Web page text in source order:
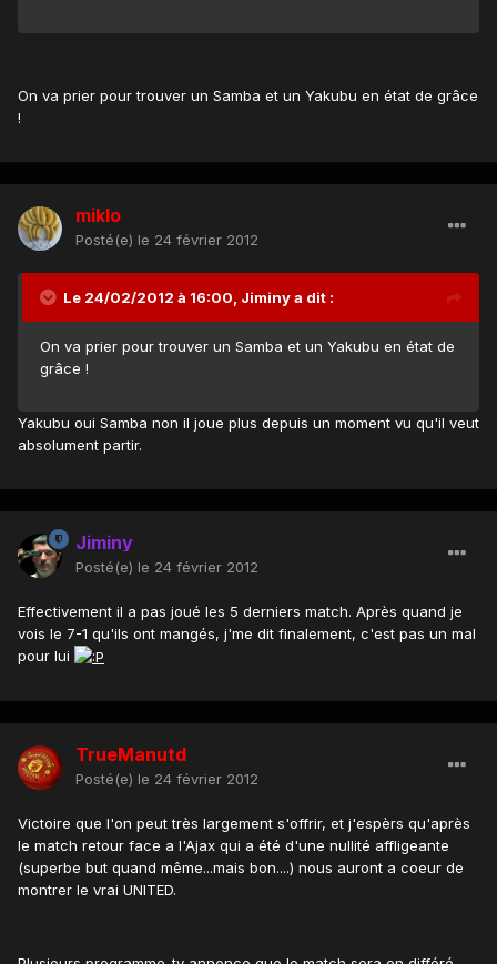
On va prier pour trouver un Samba et un Yakubu en état de grâce
!
miklo
Posté(e) le 24 février 2012
Le 24/02/2012 à 16:00, Jiminy a dit :
On va prier pour trouver un Samba et un Yakubu en état de
grâce !
Yakubu oui Samba non il joue plus depuis un moment vu qu'il veut
absolument partir.
Jiminy
Posté(e) le 24 février 2012
Effectivement il a pas joué les 5 derniers match. Après quand je
vois le 7-1 qu'ils ont mangés, j'me dit finalement, c'est pas un mal
pour lui
TrueManutd
Posté(e) le 24 février 2012
Victoire que l'on peut très largement s'offrir, et j'espèrs qu'après
le match retour face a l'Ajax qui a été d'une nullité affligeante
(superbe but quand même...mais bon....) nous auront a coeur de
montrer le vrai UNITED.